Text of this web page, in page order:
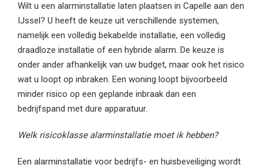
Wilt u een alarminstallatie laten plaatsen in Capelle aan den
IJssel? U heeft de keuze uit verschillende systemen,
namelijk een volledig bekabelde installatie, een volledig
draadloze installatie of een hybride alarm. De keuze is
onder ander afhankelijk van uw budget, maar ook het risico
wat u loopt op inbraken. Een woning loopt bijvoorbeeld
minder risico op een geplande inbraak dan een
bedrijfspand met dure apparatuur.
Welk risicoklasse alarminstallatie moet ik hebben?
Een alarminstallatie voor bedrijfs- en huisbeveiliging wordt